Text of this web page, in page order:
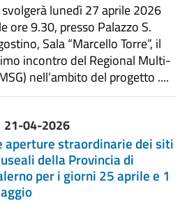
svolgerà lunedì 27 aprile 2026
ore 9.30, presso Palazzo S.
Sala “Marcello Torre”, il
incontro del Regional Multi-
nell’ambito del progetto ....
21-04-2026
aperture straordinarie dei siti
della Provincia di
per i giorni 25 aprile e 1